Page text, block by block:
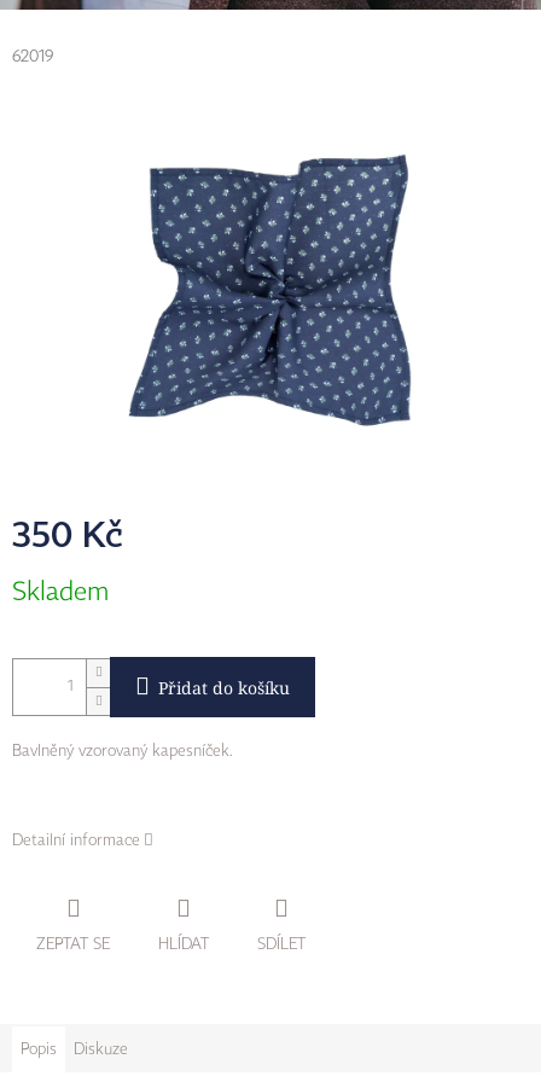
62019
350 Kč
cena:
Skladem
Přidat do košíku
Bavlněný vzorovaný kapesníček.
Detailní informace
ZEPTAT SE HLÍDAT SDÍLET
Popis Diskuze